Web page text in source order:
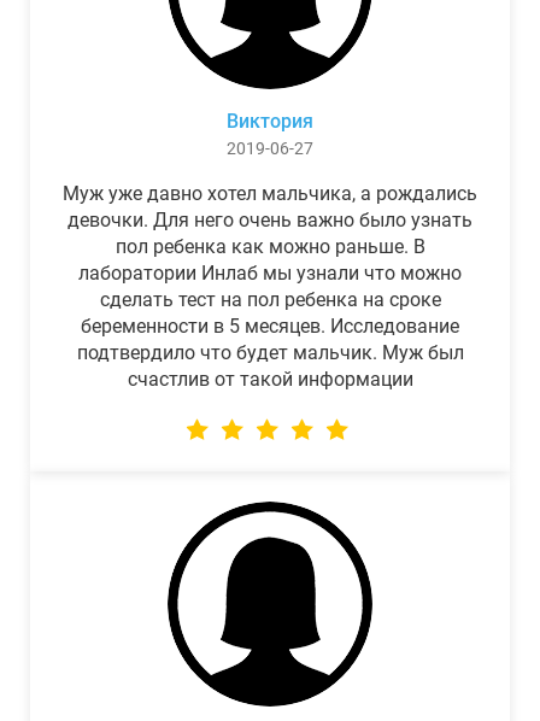
Виктория
2019-06-27
Муж уже давно хотел мальчика, а рождались
девочки. Для него очень важно было узнать
пол ребенка как можно раньше. В
лаборатории Инлаб мы узнали что можно
сделать тест на пол ребенка на сроке
беременности в 5 месяцев. Исследование
подтвердило что будет мальчик. Муж был
счастлив от такой информации